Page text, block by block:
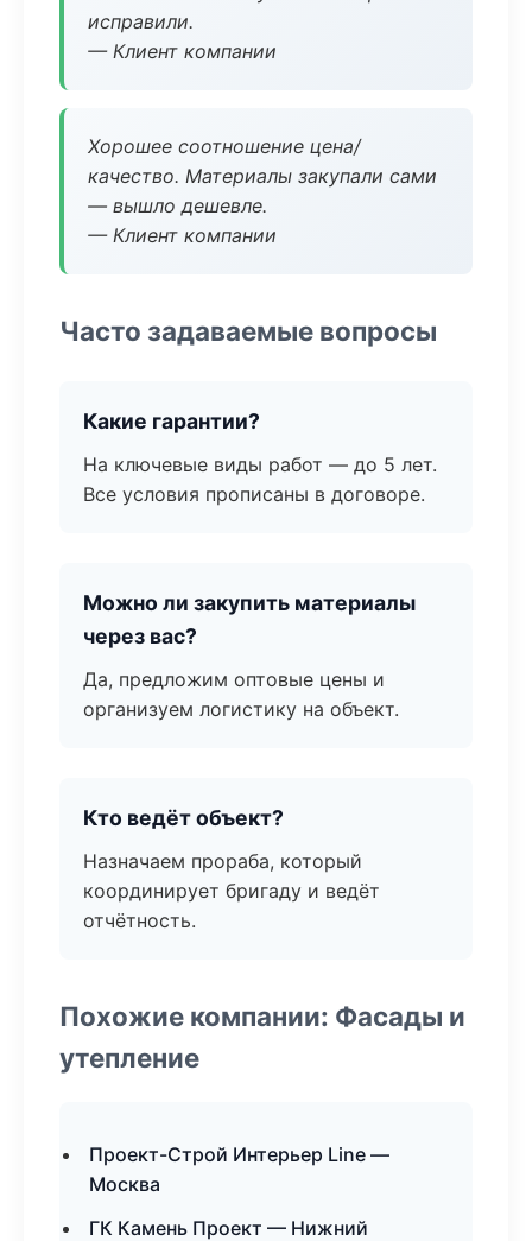
исправили.
— Клиент компании
Хорошее соотношение цена/
качество. Материалы закупали сами
— вышло дешевле.
— Клиент компании
Часто задаваемые вопросы
Какие гарантии?
На ключевые виды работ — до 5 лет.
Все условия прописаны в договоре.
Можно ли закупить материалы
через вас?
Да, предложим оптовые цены и
организуем логистику на объект.
Кто ведёт объект?
Назначаем прораба, который
координирует бригаду и ведёт
отчётность.
Похожие компании: Фасады и
утепление
Проект-Строй Интерьер Line —
Москва
ГК Камень Проект — Нижний